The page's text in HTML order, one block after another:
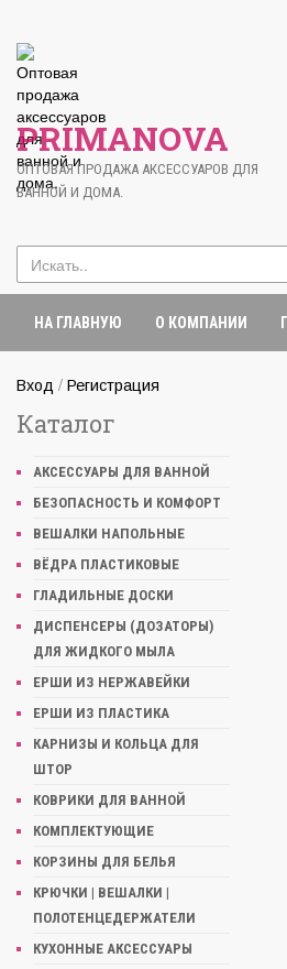
PRIMANOVA
ОПТОВАЯ ПРОДАЖА АКСЕССУАРОВ ДЛЯ
ВАННОЙ И ДОМА.
НА ГЛАВНУЮ О КОМПАНИИ
Вход / Регистрация
Каталог
АКСЕССУАРЫ ДЛЯ ВАННОЙ
БЕЗОПАСНОСТЬ И КОМФОРТ
ВЕШАЛКИ НАПОЛЬНЫЕ
ВЁДРА ПЛАСТИКОВЫЕ
ГЛАДИЛЬНЫЕ ДОСКИ
ДИСПЕНСЕРЫ (ДОЗАТОРЫ)
ДЛЯ ЖИДКОГО МЫЛА
ЕРШИ ИЗ НЕРЖАВЕЙКИ
ЕРШИ ИЗ ПЛАСТИКА
КАРНИЗЫ И КОЛЬЦА ДЛЯ
ШТОР
КОВРИКИ ДЛЯ ВАННОЙ
КОМПЛЕКТУЮЩИЕ
КОРЗИНЫ ДЛЯ БЕЛЬЯ
КРЮЧКИ | ВЕШАЛКИ |
ПОЛОТЕНЦЕДЕРЖАТЕЛИ
КУХОННЫЕ АКСЕССУАРЫ